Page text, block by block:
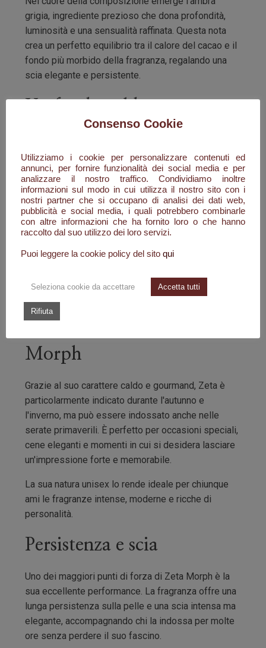
grigia, ingrediente prezioso che dona profondità,
luminosità e una sensualità raffinata. Questa nota
crea un perfetto equilibrio tra il calore del cacao e il
fondo più morbido della fragranza, regalando una
scia elegante e persistente.
La mandorla amara conclude la composizione con
un accordo cremoso, leggermente tostato e
raffinato. Questa nota rende Zeta immediatamente
riconoscibile, donando una sensazione vellutata che
permane sulla pelle per molte ore e rende la
evoluzione, ma ricco di sfumature e incredibilmente
Quando indossare Zeta
Morph
Grazie al suo carattere caldo e gourmand, Zeta è
particolarmente indicato durante l'autunno e
l'inverno, ma può essere indossato anche nelle
serate primaverili. È perfetto per occasioni speciali,
cene eleganti e momenti in cui si desidera lasciare
un'impressione forte e memorabile.
La sua natura unisex lo rende ideale per chiunque
ami le fragranze intense, moderne e ricche di
personalità.
Persistenza e scia
Uno dei maggiori punti di forza di Zeta Morph è la
sua eccellente performance. La fragranza offre una
lunga persistenza sulla pelle e una scia intensa ma
elegante, accompagnando chi la indossa per molte
ore senza perdere il suo fascino.
Consenso Cookie
Utilizziamo i cookie per personalizzare contenuti ed
annunci, per fornire funzionalità dei social media e per
analizzare il nostro traffico. Condividiamo inoltre
informazioni sul modo in cui utilizza il nostro sito con i
nostri partner che si occupano di analisi dei dati web,
pubblicità e social media, i quali potrebbero combinarle
con altre informazioni che ha fornito loro o che hanno
raccolto dal suo utilizzo dei loro servizi.
Puoi leggere la cookie policy del sito qui
Seleziona cookie da accettare Accetta tutti
Rifiuta